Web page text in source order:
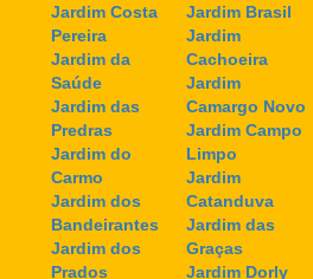
Jardim Costa
Pereira
Jardim da
Saúde
Jardim das
Predras
Jardim do
Carmo
Jardim dos
Bandeirantes
Jardim dos
Prados
Jardim Brasil
Jardim
Cachoeira
Jardim
Camargo Novo
Jardim Campo
Limpo
Jardim
Catanduva
Jardim das
Graças
Jardim Dorly